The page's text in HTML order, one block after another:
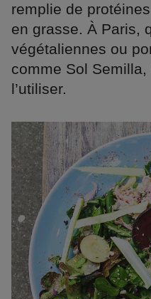
remplie de
en grasse. À Paris,
végétaliennes ou
comme Sol
l’utiliser.